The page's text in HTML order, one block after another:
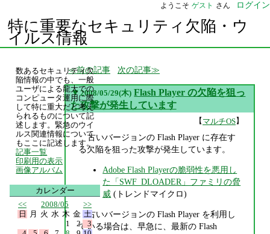
ようこそ ゲスト さん ログイン
特に重要なセキュリティ欠陥・ウ
イルス情報
前の記事 次の記事
▼ 2008/05/29(木) Flash Player の欠陥を狙っ
た攻撃が発生しています
【マルチOS】
古いバージョンの Flash Player に存在す
る欠陥を狙った攻撃が発生しています。
Adobe Flash Playerの脆弱性を悪用し
た「SWF_DLOADER」ファミリの脅
威 (トレンドマイクロ)
古いバージョンの Flash Player を利用し
ている場合は、早急に、最新の Flash
数あるセキュリティ欠
陥情報の中でも、一般
ユーザによる龍大での
コンピュータ運用に際
して特に重大だと考え
られるものについて記
述します。緊急のウイ
ルス関連情報について
もここに記述します。
記事一覧
印刷用の表示
画像アルバム
カレンダー
<<
2008/05
>>
日
月 火 水 木 金 土
1
2
3